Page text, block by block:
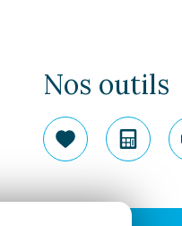
Nos outils
Sélectionner